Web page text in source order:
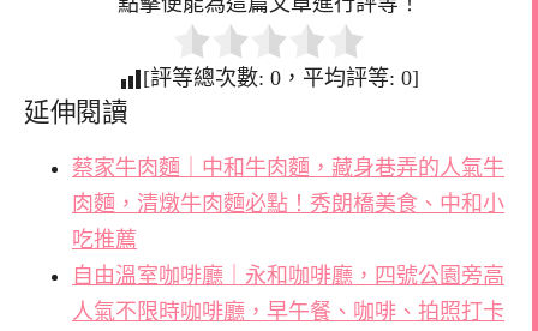
[評等總次數: 0 ，平均評等: 0]
延伸閱讀
蔡家牛肉麵｜中和牛肉麵，藏身巷弄的人氣牛
肉麵，清燉牛肉麵必點！秀朗橋美食、中和小
吃推薦
自由溫室咖啡廳｜永和咖啡廳，四號公園旁高
人氣不限時咖啡廳，早午餐、咖啡、拍照打卡